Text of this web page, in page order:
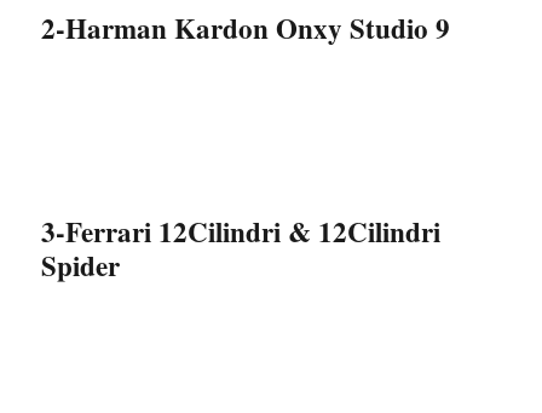
2-Harman Kardon Onxy Studio 9
3-Ferrari 12Cilindri & 12Cilindri
Spider